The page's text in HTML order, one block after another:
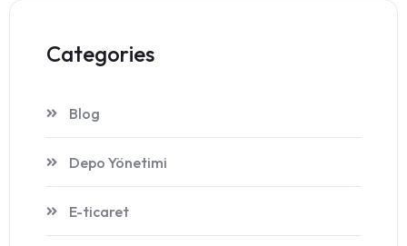
Categories
Blog
Depo Yönetimi
E-ticaret